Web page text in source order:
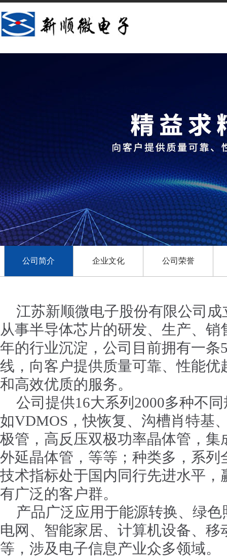
公司简介 企业文化 公司荣誉
江苏新顺微电子股份有限公司成
从事半导体芯片的研发、生产、
年的行业沉淀，公司目前拥有一条
线，向客户提供质量可靠、性能优
和高效优质的服务。
公司提供16大系列2000多种不
如VDMOS，快恢复、沟槽肖特基
极管，高反压双极功率晶体管，集
外延晶体管，等等；种类多，系列
技术指标处于国内同行先进水平，
有广泛的客户群。
产品广泛应用于能源转换、绿
电网、智能家居、计算机设备、移
等，涉及电子信息产业众多领域。